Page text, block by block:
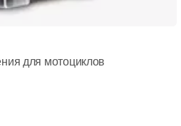
для мотоциклов